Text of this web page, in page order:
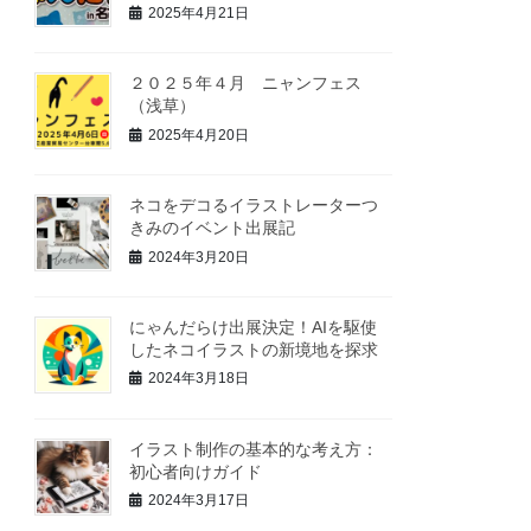
2025年4月21日
２０２５年４月 ニャンフェス
（浅草）
2025年4月20日
ネコをデコるイラストレーターつ
きみのイベント出展記
2024年3月20日
にゃんだらけ出展決定！AIを駆使
したネコイラストの新境地を探求
2024年3月18日
イラスト制作の基本的な考え方：
初心者向けガイド
2024年3月17日